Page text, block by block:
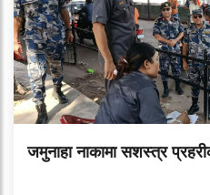
जमुनाहा नाकामा सशस्त्र